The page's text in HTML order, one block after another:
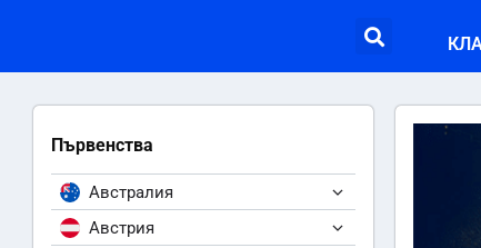
Първенства
Австралия
Австрия